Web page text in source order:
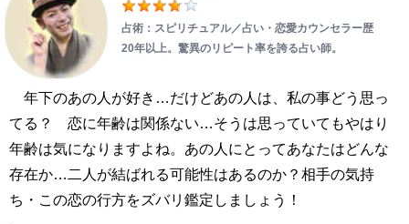
占術：スピリチュアル／占い・恋愛カウンセラー歴
20年以上。驚異のリピート率を誇る占い師。
年下のあの人が好き…だけどあの人は、私の事どう思っ
てる？ 恋に年齢は関係ない…そうは思っていてもやはり
年齢は気になりますよね。あの人にとってあなたはどんな
存在か…二人が結ばれる可能性はあるのか？相手の気持
ち・この恋の行方をズバリ鑑定しましょう！